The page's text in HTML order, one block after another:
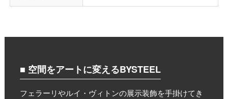
■ 空間をアートに変えるBYSTEEL
フェラーリやルイ・ヴィトンの展示装飾を手掛けてき